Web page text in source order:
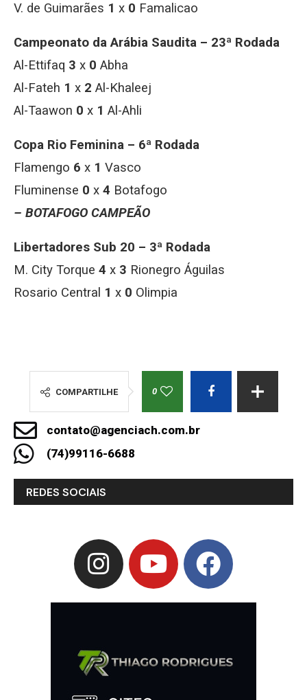
V. de Guimarães 1 x 0 Famalicao
Campeonato da Arábia Saudita – 23ª Rodada
Al-Ettifaq 3 x 0 Abha
Al-Fateh 1 x 2 Al-Khaleej
Al-Taawon 0 x 1 Al-Ahli
Copa Rio Feminina – 6ª Rodada
Flamengo 6 x 1 Vasco
Fluminense 0 x 4 Botafogo
– BOTAFOGO CAMPEÃO
Libertadores Sub 20 – 3ª Rodada
M. City Torque 4 x 3 Rionegro Águilas
Rosario Central 1 x 0 Olimpia
COMPARTILHE 0
contato@agenciach.com.br
(74)99116-6688
REDES SOCIAIS